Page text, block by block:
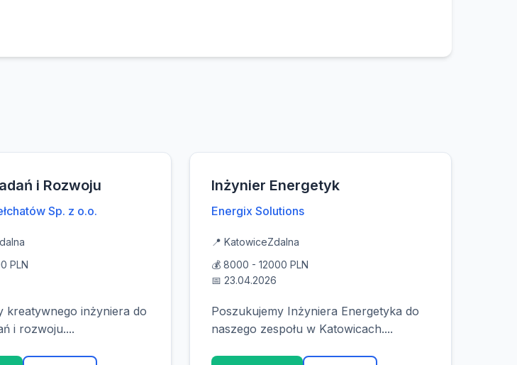
i Rozwoju
Sp. z o.o.
PLN
kreatywnego inżyniera do
i rozwoju....
Inżynier Energetyk
Energix Solutions
📍 KatowiceZdalna
💰 8000 - 12000 PLN
📅 23.04.2026
Poszukujemy Inżyniera Energetyka do
naszego zespołu w Katowicach....